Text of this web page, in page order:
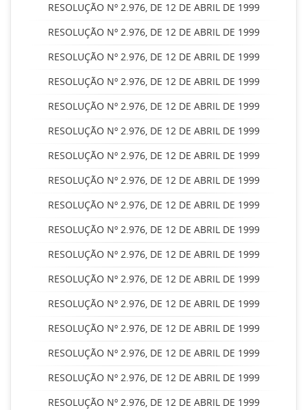
RESOLUÇÃO Nº 2.976, DE 12 DE ABRIL DE 1999
RESOLUÇÃO Nº 2.976, DE 12 DE ABRIL DE 1999
RESOLUÇÃO Nº 2.976, DE 12 DE ABRIL DE 1999
RESOLUÇÃO Nº 2.976, DE 12 DE ABRIL DE 1999
RESOLUÇÃO Nº 2.976, DE 12 DE ABRIL DE 1999
RESOLUÇÃO Nº 2.976, DE 12 DE ABRIL DE 1999
RESOLUÇÃO Nº 2.976, DE 12 DE ABRIL DE 1999
RESOLUÇÃO Nº 2.976, DE 12 DE ABRIL DE 1999
RESOLUÇÃO Nº 2.976, DE 12 DE ABRIL DE 1999
RESOLUÇÃO Nº 2.976, DE 12 DE ABRIL DE 1999
RESOLUÇÃO Nº 2.976, DE 12 DE ABRIL DE 1999
RESOLUÇÃO Nº 2.976, DE 12 DE ABRIL DE 1999
RESOLUÇÃO Nº 2.976, DE 12 DE ABRIL DE 1999
RESOLUÇÃO Nº 2.976, DE 12 DE ABRIL DE 1999
RESOLUÇÃO Nº 2.976, DE 12 DE ABRIL DE 1999
RESOLUÇÃO Nº 2.976, DE 12 DE ABRIL DE 1999
RESOLUÇÃO Nº 2.976, DE 12 DE ABRIL DE 1999